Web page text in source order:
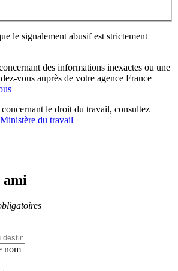
le signalement abusif est strictement
des informations inexactes ou une
vous auprès de votre agence France
le droit du travail, consultez
du travail
ami
nom